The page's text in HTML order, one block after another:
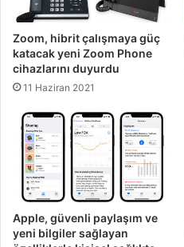
Zoom, hibrit çalışmaya güç
katacak yeni Zoom Phone
cihazlarını duyurdu
11 Haziran 2021
Apple, güvenli paylaşım ve
yeni bilgiler sağlayan